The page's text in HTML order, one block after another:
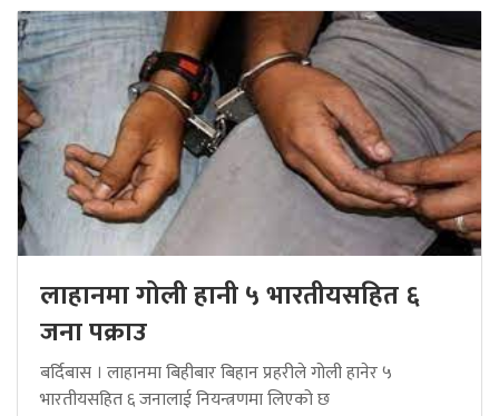
लाहानमा गोली हानी ५ भारतीयसहित ६
जना पक्राउ
बर्दिबास । लाहानमा बिहीबार बिहान प्रहरीले गोली हानेर ५
भारतीयसहित ६ जनालाई नियन्त्रणमा लिएको छ